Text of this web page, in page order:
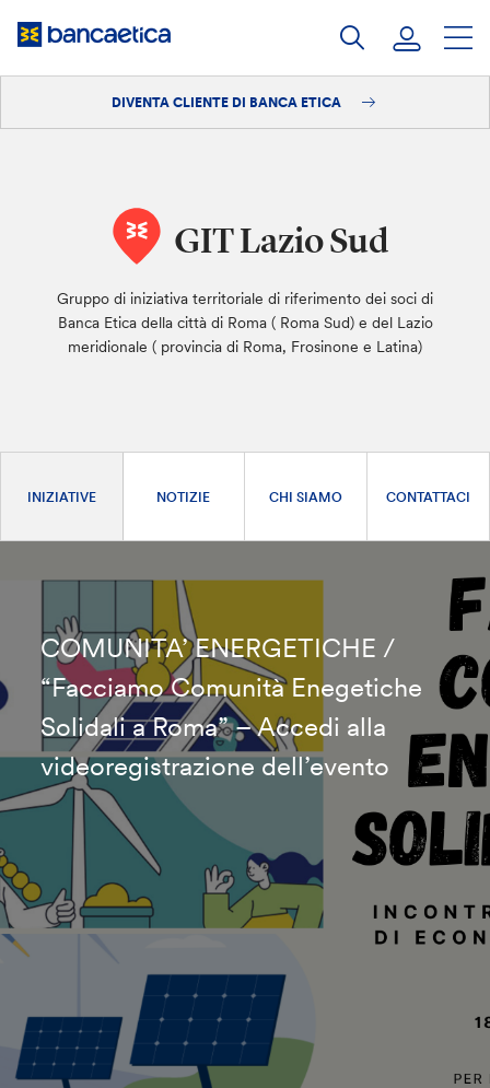
DIVENTA CLIENTE DI BANCA ETICA
GIT Lazio Sud
Gruppo di iniziativa territoriale di riferimento dei soci di
Banca Etica della città di Roma ( Roma Sud) e del Lazio
meridionale ( provincia di Roma, Frosinone e Latina)
INIZIATIVE NOTIZIE CHI SIAMO CONTATTACI
COMUNITA’ ENERGETICHE /
“Facciamo Comunità Enegetiche
Solidali a Roma” – Accedi alla
videoregistrazione dell’evento